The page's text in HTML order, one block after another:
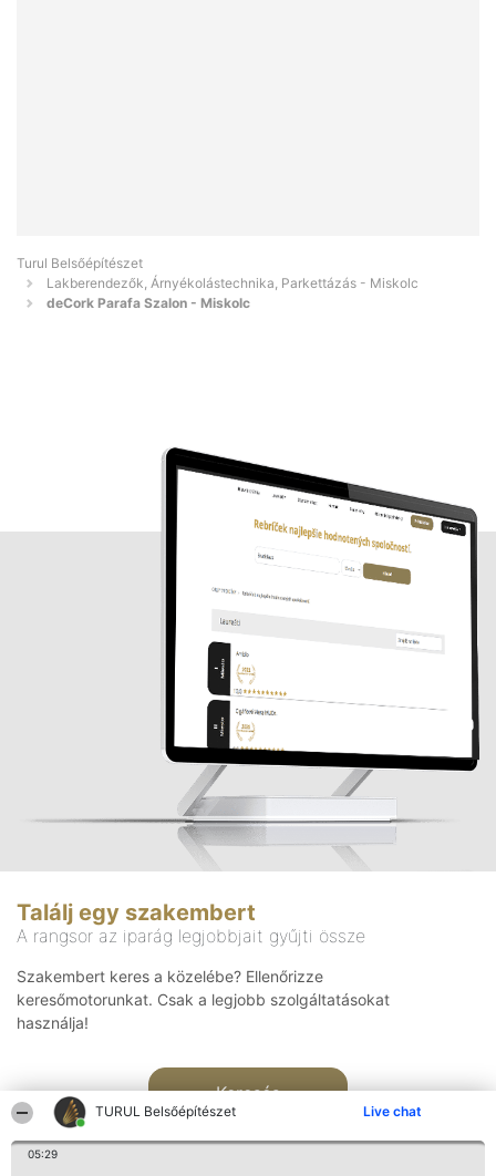
TURUL Belsőépítészet Live chat
05:29
Turul Belsőépítészet
Lakberendezők, Árnyékolástechnika, Parkettázás - Miskolc
deCork Parafa Szalon - Miskolc
Találj egy szakembert
A rangsor az iparág legjobbjait gyűjti össze
Szakembert keres a közelébe? Ellenőrizze
keresőmotorunkat. Csak a legjobb szolgáltatásokat
használja!
Keresés